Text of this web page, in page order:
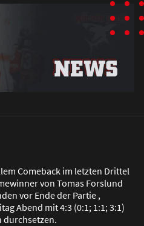
Comeback im letzten Drittel
von Tomas Forslund
vor Ende der Partie ,
Abend mit 4:3 (0:1; 1:1; 3:1)
durchsetzen.